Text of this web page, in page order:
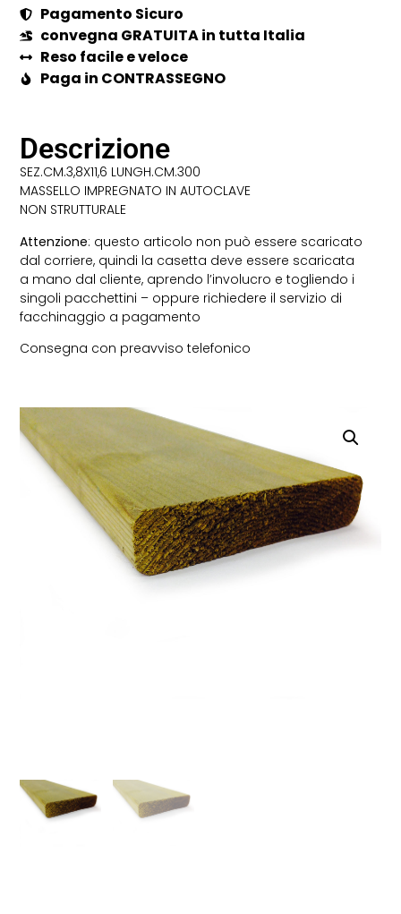
Pagamento Sicuro
convegna GRATUITA in tutta Italia
Reso facile e veloce
Paga in CONTRASSEGNO
Descrizione
SEZ.CM.3,8X11,6 LUNGH.CM.300
MASSELLO IMPREGNATO IN AUTOCLAVE
NON STRUTTURALE
Attenzione: questo articolo non può essere scaricato
dal corriere, quindi la casetta deve essere scaricata
a mano dal cliente, aprendo l’involucro e togliendo i
singoli pacchettini – oppure richiedere il servizio di
facchinaggio a pagamento
Consegna con preavviso telefonico